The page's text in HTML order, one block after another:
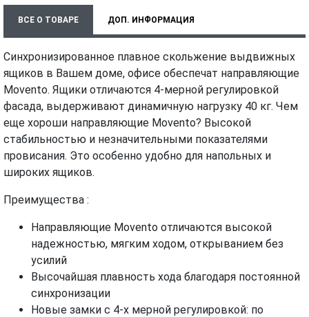
ВСЕ О ТОВАРЕ ДОП. ИНФОРМАЦИЯ
Синхронизированное плавное скольжение выдвижных
ящиков в Вашем доме, офисе обеспечат направляющие
Movento. Ящики отличаются 4-мерной регулировкой
фасада, выдерживают динамичную нагрузку 40 кг. Чем
еще хороши направляющие Movento? Высокой
стабильностью и незначительными показателями
провисания. Это особенно удобно для напольных и
широких ящиков.
Преимущества :
Направляющие Movento отличаются высокой
надежностью, мягким ходом, открыванием без
усилий
Высочайшая плавность хода благодаря постоянной
синхронизации
Новые замки с 4-х мерной регулировкой: по